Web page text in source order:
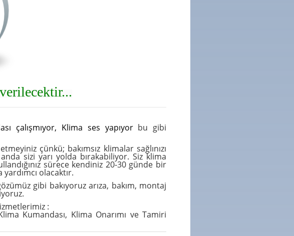
çalışmıyor, Klima ses yapıyorbu gibi
çünkü; bakımsız klimalar sağlınızı
sizi yarı yolda bırakabiliyor. Siz klima
sürece kendiniz 20-30 günde bir
olacaktır.
gibi bakıyoruzarıza, bakım, montaj
:
Kumandası, Klima Onarımı ve Tamiri